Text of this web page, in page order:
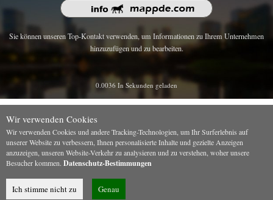
Sie können unseren Top-Kontakt verwenden, um Informationen zu Ihrem Unternehmen
hinzuzufügen und zu bearbeiten.
0.0036 In Sekunden geladen
Wir verwenden Cookies
Wir verwenden Cookies und andere Tracking-Technologien, um Ihr Surferlebnis auf
unserer Website zu verbessern, Ihnen personalisierte Inhalte und gezielte Anzeigen
anzuzeigen, unseren Website-Verkehr zu analysieren und zu verstehen, woher unsere
Besucher kommen. Datenschutz-Bestimmungen
Ich stimme nicht zu Genau